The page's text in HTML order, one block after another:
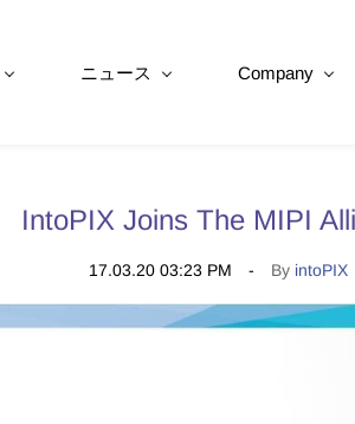
ニュース Company
IntoPIX Joins The MIPI
17.03.20 03:23 PM By intoPIX